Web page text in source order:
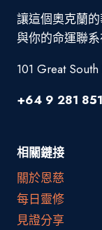
讓這個奧克蘭
與你的命運聯
101 Great
+64 9 281
相關鏈接
關於恩慈
每日靈修
見證分享